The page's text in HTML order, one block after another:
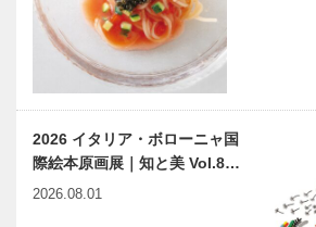
2026 イタリア・ボローニャ国
際絵本原画展｜知と美 Vol.8…
2026.08.01